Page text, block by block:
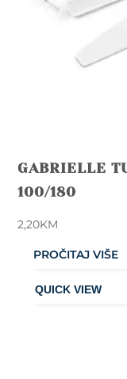
GABRIELLE
100/180
2,20KM
PROČITAJ VIŠE